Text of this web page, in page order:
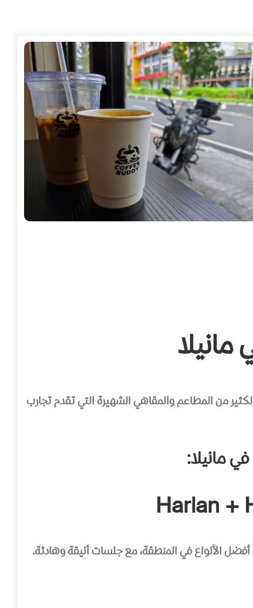
من المطاعم والمقاهي الشهيرة التي تقدم تجارب
مانيلا:
الأنواع في المنطقة، مع جلسات أنيقة وهادئة.